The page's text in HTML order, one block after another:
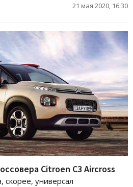
21 мая 2020, 16:30
Citroen C3 Aircross
скорее, универсал